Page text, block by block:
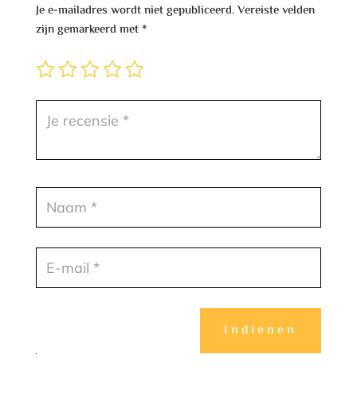
Je e-mailadres wordt niet gepubliceerd.Vereiste velden
zijn gemarkeerd met*
Indienen